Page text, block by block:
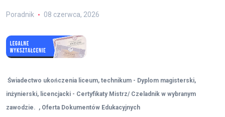
Poradnik 08 czerwca, 2026
Świadectwo ukończenia liceum, technikum - Dyplom magisterski,
inżynierski, licencjacki - Certyfikaty Mistrz/ Czeladnik w wybranym
zawodzie. , Oferta Dokumentów Edukacyjnych